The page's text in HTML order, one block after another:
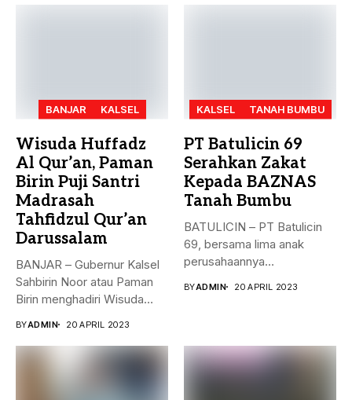
BANJAR KALSEL
Wisuda Huffadz
Al Qur’an, Paman
Birin Puji Santri
Madrasah
Tahfidzul Qur’an
Darussalam
BANJAR – Gubernur Kalsel
Sahbirin Noor atau Paman
Birin menghadiri Wisuda
BYADMIN 20 APRIL 2023
KALSEL TANAH BUMBU
PT Batulicin 69
Serahkan Zakat
Kepada BAZNAS
Tanah Bumbu
BATULICIN – PT Batulicin
69, bersama lima anak
perusahaannya
BYADMIN 20 APRIL 2023